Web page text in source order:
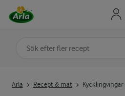
Arla Recept & mat
Sök på kategori eller ingrediens